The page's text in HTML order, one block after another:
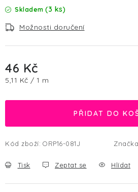
Skladem (3 ks)
Možnosti doručení
46 Kč
Měrná cena:
5,11 Kč / 1 m
PŘIDAT DO
Kód zboží: ORP16-081J
Tisk Zeptat se Hlídat